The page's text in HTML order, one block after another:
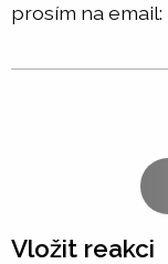
prosím na
Vložit reakci